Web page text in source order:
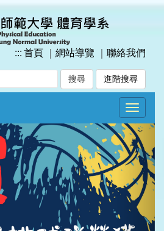
::: 首頁 網站導覽 聯絡我們
進階搜尋
Toggle
Next